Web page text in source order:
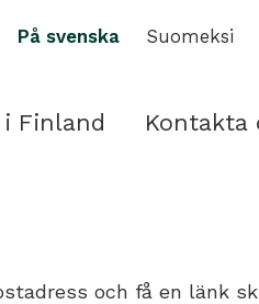
På svenska Suomeksi
Finland Kontakta
och få en länk